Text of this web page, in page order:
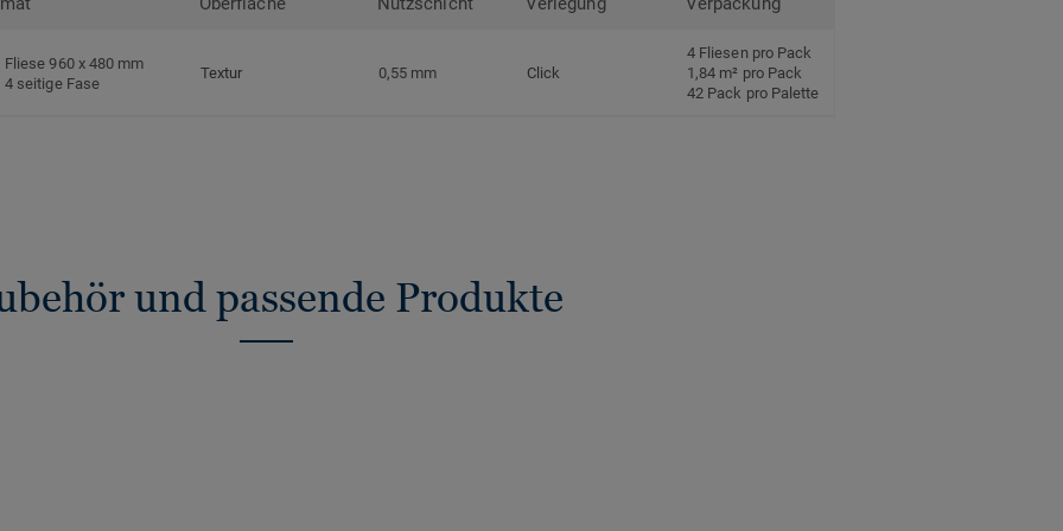
Fliese 960 x 480 mm
4 seitige Fase
Textur 0,55 mm Click
4 Fliesen pro Pack
1,84 m² pro Pack
42 Pack pro Palette
und passende Produkte